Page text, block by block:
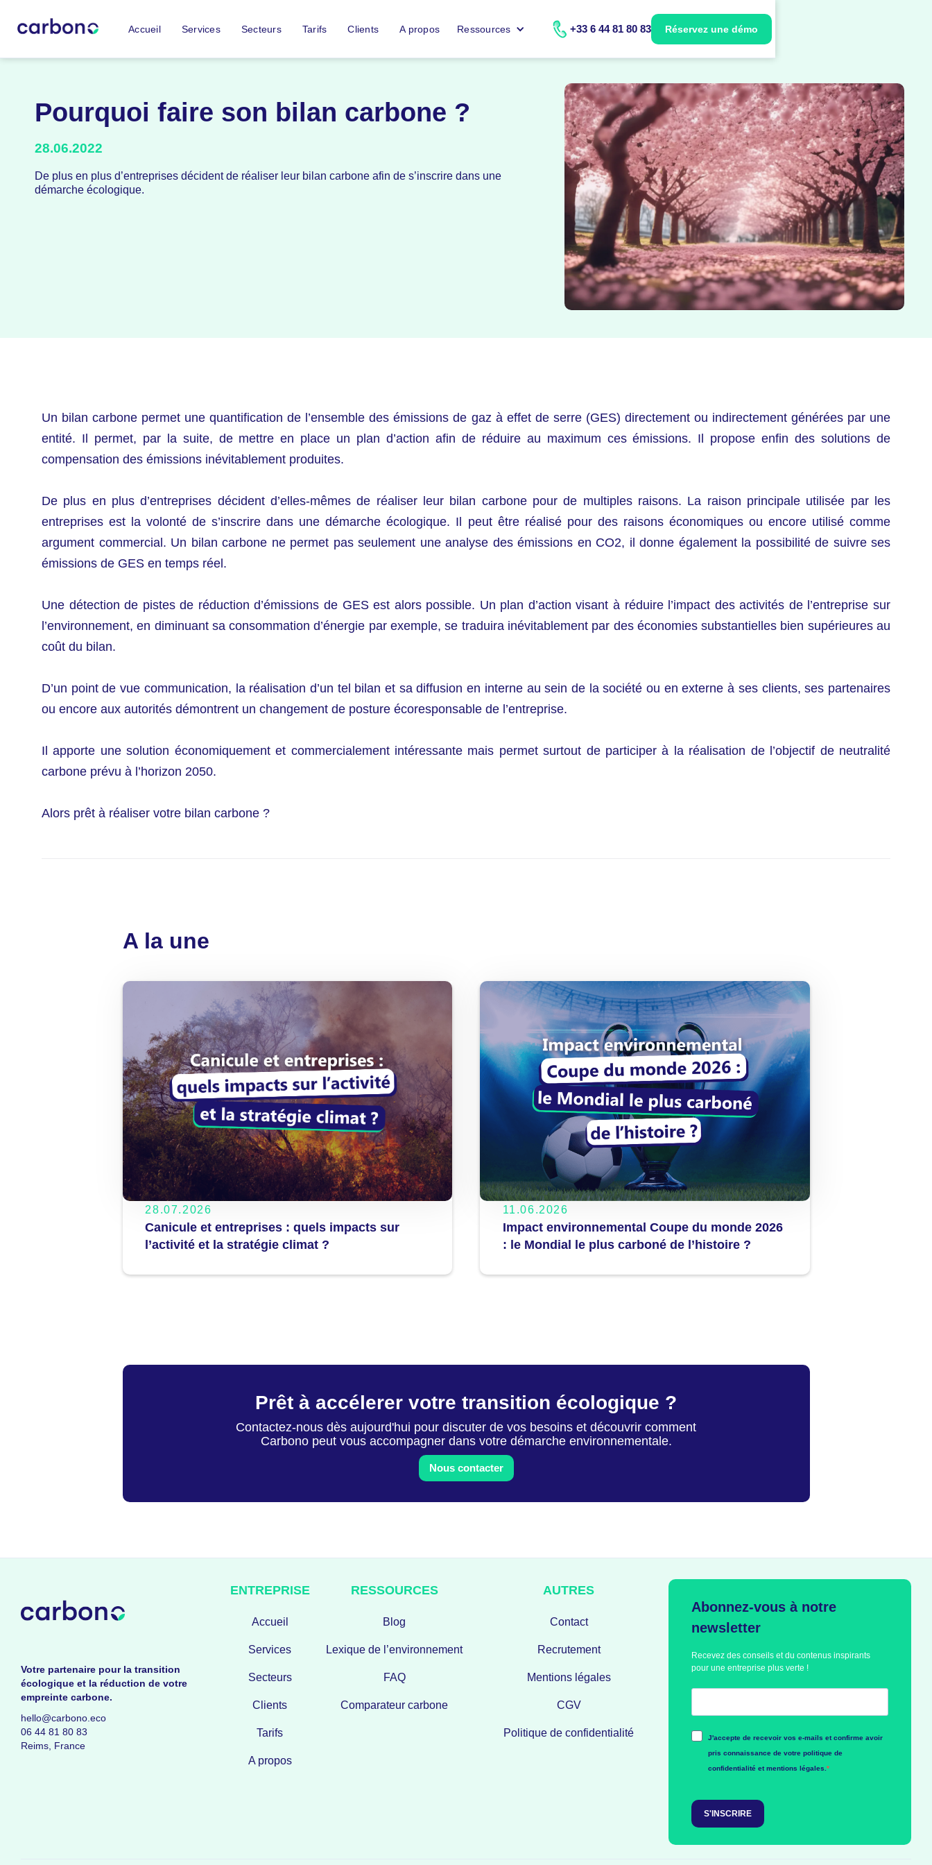
Accueil Services Secteurs Tarifs Clients A propos Ressources +33 6 44 81 80 83 Réservez une démo
Pourquoi faire son bilan carbone ?
28.06.2022
De plus en plus d’entreprises décident de réaliser leur bilan carbone afin de s’inscrire dans une
démarche écologique.
Un bilan carbone permet une quantification de l’ensemble des émissions de gaz à effet de serre (GES) directement ou indirectement générées par une
entité. Il permet, par la suite, de mettre en place un plan d’action afin de réduire au maximum ces émissions. Il propose enfin des solutions de
compensation des émissions inévitablement produites.
De plus en plus d’entreprises décident d’elles-mêmes de réaliser leur bilan carbone pour de multiples raisons. La raison principale utilisée par les
entreprises est la volonté de s’inscrire dans une démarche écologique. Il peut être réalisé pour des raisons économiques ou encore utilisé comme
argument commercial. Un bilan carbone ne permet pas seulement une analyse des émissions en CO2, il donne également la possibilité de suivre ses
émissions de GES en temps réel.
Une détection de pistes de réduction d’émissions de GES est alors possible. Un plan d’action visant à réduire l’impact des activités de l’entreprise sur
l’environnement, en diminuant sa consommation d’énergie par exemple, se traduira inévitablement par des économies substantielles bien supérieures au
coût du bilan.
D’un point de vue communication, la réalisation d’un tel bilan et sa diffusion en interne au sein de la société ou en externe à ses clients, ses partenaires
ou encore aux autorités démontrent un changement de posture écoresponsable de l’entreprise.
Il apporte une solution économiquement et commercialement intéressante mais permet surtout de participer à la réalisation de l’objectif de neutralité
carbone prévu à l’horizon 2050.
Alors prêt à réaliser votre bilan carbone ?
A la une
28.07.2026
Canicule et entreprises : quels impacts sur
l’activité et la stratégie climat ?
11.06.2026
Impact environnemental Coupe du monde 2026
: le Mondial le plus carboné de l’histoire ?
Prêt à accélerer votre transition écologique ?
Contactez-nous dès aujourd'hui pour discuter de vos besoins et découvrir comment
Carbono peut vous accompagner dans votre démarche environnementale.
Nous contacter
Votre partenaire pour la transition
écologique et la réduction de votre
empreinte carbone.
hello@carbono.eco
06 44 81 80 83
Reims, France
ENTREPRISE
Accueil
Services
Secteurs
Clients
Tarifs
A propos
RESSOURCES
Blog
Lexique de l’environnement
FAQ
Comparateur carbone
AUTRES
Contact
Recrutement
Mentions légales
CGV
Politique de confidentialité
Abonnez-vous à notre
newsletter
Recevez des conseils et du contenus inspirants
pour une entreprise plus verte !
J'accepte de recevoir vos e-mails et confirme avoir
pris connaissance de votre politique de
confidentialité et mentions légales.
S'INSCRIRE